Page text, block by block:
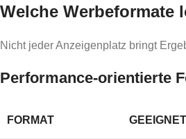
Welche Werbeformate
Nicht jeder Anzeigenplatz bringt
Performance-orientierte
FORMAT